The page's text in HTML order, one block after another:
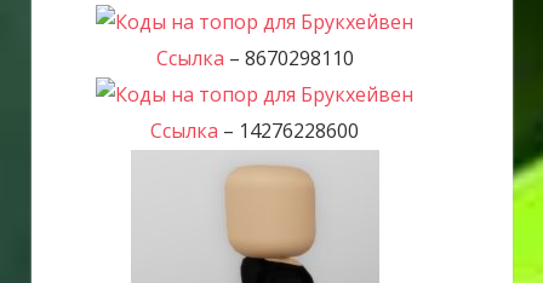
Ссылка – 8670298110
Ссылка – 14276228600